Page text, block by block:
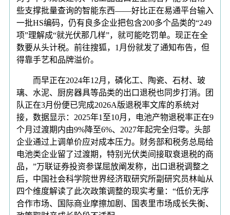
些支撑批量查询的智能东西——好比正在易通平台输入
一批HS编码，仍有良多企业把包含200多个品类的“249
项”理解成“就光伏那几样”，就可能吃罚单。现正在全
数要从头计税。前往搜狐，1月份就发了通知布告，但
得靠手艺和品牌溢价。
而早正在2024年12月，磷化工、陶瓷、石材、玻
璃、水泥、厨房器具等品类的出口退税也同步打消。团
队正在3月份便已完成2026A版退税率文库的系统对
接，数据显示：2025年1至10月，电池产物退税率正在9
个月过渡期内由9%降至6%、2027年起完全归零。头部
企业通过上调单价应对成本压力。财务部和税务总局给
电池类企业留了过渡期，特别光伏类间接取衰退税的商
品，”万联证券投资参谋屈放阐发称，出口退税调整之
后，中国社会科学院世界经济取研究所副研究员林屾从
四个维度解读了此次政策调整的现实考量：“低价无序
合作市场、国际商业摩擦加剧、国表里市场成长失衡、